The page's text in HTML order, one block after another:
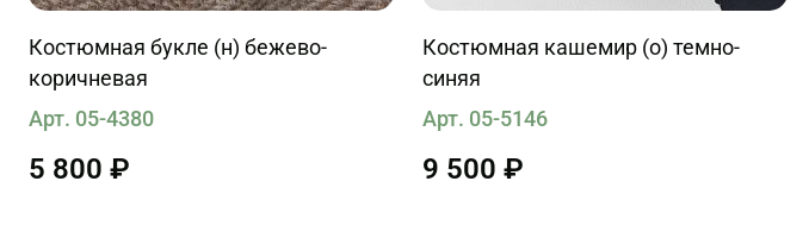
Костюмная букле (н) бежево-
коричневая
Арт. 05-4380
5 800 ₽
Костюмная кашемир (о) темно-
синяя
Арт. 05-5146
9 500 ₽